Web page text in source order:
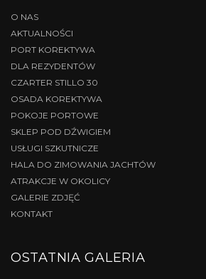
O NAS
AKTUALNOŚCI
PORT KOREKTYWA
DLA REZYDENTÓW
CZARTER STILLO 30
OSADA KOREKTYWA
POKOJE PORTOWE
SKLEP POD DŹWIGIEM
USŁUGI SZKUTNICZE
HALA DO ZIMOWANIA JACHTÓW
ATRAKCJE W OKOLICY
GALERIE ZDJĘĆ
KONTAKT
OSTATNIA GALERIA